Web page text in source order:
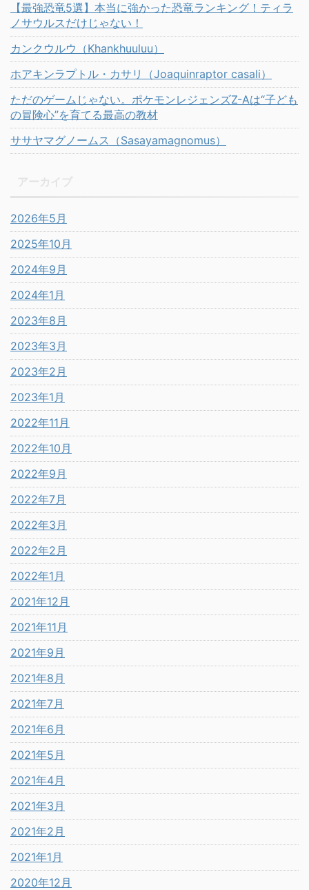
【最強恐竜5選】本当に強かった恐竜ランキング！ティラ
ノサウルスだけじゃない！
カンクウルウ（Khankhuuluu）
ホアキンラプトル・カサリ（Joaquinraptor casali）
ただのゲームじゃない。ポケモンレジェンズZ-Aは“子ども
の冒険心”を育てる最高の教材
ササヤマグノームス（Sasayamagnomus）
2026年5月
2025年10月
2024年9月
2024年1月
2023年8月
2023年3月
2023年2月
2023年1月
2022年11月
2022年10月
2022年9月
2022年7月
2022年3月
2022年2月
2022年1月
2021年12月
2021年11月
2021年9月
2021年8月
2021年7月
2021年6月
2021年5月
2021年4月
2021年3月
2021年2月
2021年1月
2020年12月